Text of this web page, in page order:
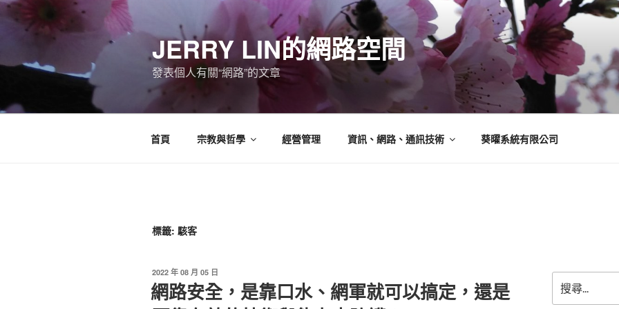
跳
JERRY LIN的網路空間
發表個人有關“網路”的文章
首頁 宗教與哲學 經營管理 資訊、網路、通訊技術 葵曜系統有限公司
標籤: 駭客
發
佈
於
2022 年 08 月 05 日
網路安全，是靠口水、網軍就可以搞定，還是
尋